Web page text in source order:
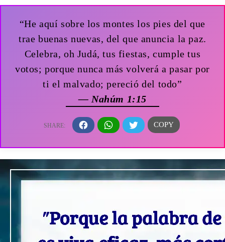
“He aquí sobre los montes los pies del que
trae buenas nuevas, del que anuncia la paz.
Celebra, oh Judá, tus fiestas, cumple tus
votos; porque nunca más volverá a pasar por
ti el malvado; pereció del todo”
— Nahúm 1:15